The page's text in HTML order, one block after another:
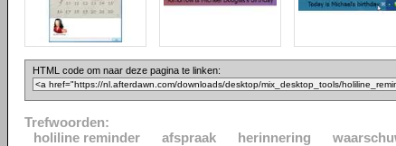
HTML code om naar deze pagina te linken:
Trefwoorden:
holiline reminder
afspraak herinnering